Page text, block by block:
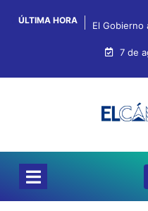
ÚLTIMA HORA El
7 de